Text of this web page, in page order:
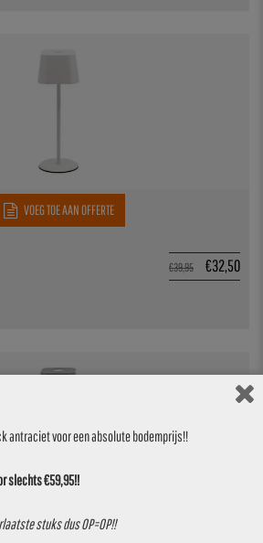
VOEG TOE AAN OFFERTE
€39,95 €32,50
VOEG TOE AAN OFFERTE
antraciet voor een absolute bodemprijs!!
slechts €59,95!!
stuks dus OP=OP!!